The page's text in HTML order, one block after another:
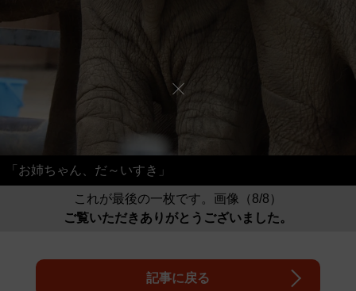
「お姉ちゃん、だ～いすき」
これが最後の一枚です。画像（8/8）
ご覧いただきありがとうございました。
記事に戻る